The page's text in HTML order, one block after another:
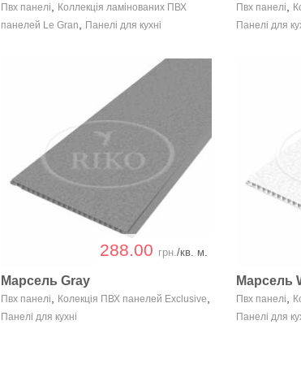
Пвх панелі
Коллекція ламінованих ПВХ
панелей Le Gran
Панелі для кухні
Пвх панелі
Панелі для
288.00 грн./кв. м.
Марсель Gray
Пвх панелі Колекція ПВХ панелей Exclusive
Панелі для кухні
Марсель
Пвх панелі
Панелі для